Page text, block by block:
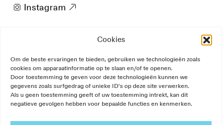
Cookies
Om de beste ervaringen te bieden, gebruiken we technologieën zoals
cookies om apparaatinformatie op te slaan en/of te openen.
Door toestemming te geven voor deze technologieën kunnen we
gegevens zoals surfgedrag of unieke ID's op deze site verwerken.
Als u geen toestemming geeft of uw toestemming intrekt, kan dit
negatieve gevolgen hebben voor bepaalde functies en kenmerken.
i
Instagram 9